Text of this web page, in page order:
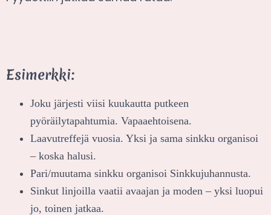
Esimerkki:
Joku järjesti viisi kuukautta putkeen
pyöräilytapahtumia. Vapaaehtoisena.
Laavutreffejä vuosia. Yksi ja sama sinkku organisoi
– koska halusi.
Pari/muutama sinkku organisoi Sinkkujuhannusta.
Sinkut linjoilla vaatii avaajan ja moden – yksi luopui
jo, toinen jatkaa.